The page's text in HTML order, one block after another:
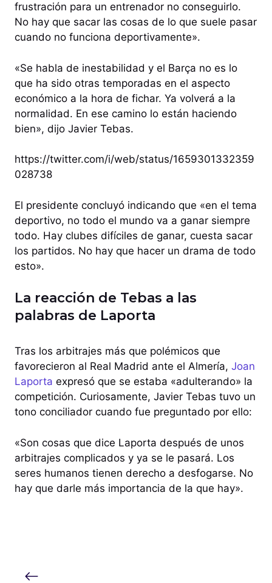
frustración para un entrenador no conseguirlo.
No hay que sacar las cosas de lo que suele pasar
cuando no funciona deportivamente».
«Se habla de inestabilidad y el Barça no es lo
que ha sido otras temporadas en el aspecto
económico a la hora de fichar. Ya volverá a la
normalidad. En ese camino lo están haciendo
bien», dijo Javier Tebas.
https://twitter.com/i/web/status/1659301332359
028738
El presidente concluyó indicando que «en el tema
deportivo, no todo el mundo va a ganar siempre
todo. Hay clubes difíciles de ganar, cuesta sacar
los partidos. No hay que hacer un drama de todo
esto».
La reacción de Tebas a las
palabras de Laporta
Tras los arbitrajes más que polémicos que
favorecieron al Real Madrid ante el Almería, Joan
Laporta expresó que se estaba «adulterando» la
competición. Curiosamente, Javier Tebas tuvo un
tono conciliador cuando fue preguntado por ello:
«Son cosas que dice Laporta después de unos
arbitrajes complicados y ya se le pasará. Los
seres humanos tienen derecho a desfogarse. No
hay que darle más importancia de la que hay».